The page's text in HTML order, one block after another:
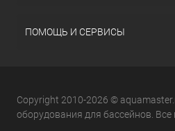
ПОМОЩЬ И СЕРВИСЫ
Copyright 2010-2026 ©
оборудования для бассейнов.